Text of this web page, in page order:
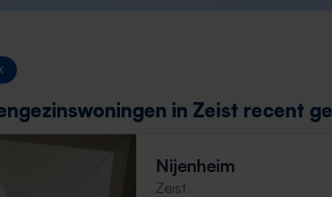
in Zeist recent
Nijenheim
Zeist